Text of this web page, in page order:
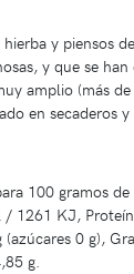
y piensos
y que se
amplio (más
en secaderos y
100 gramos
1261 KJ,
0 g),
g.